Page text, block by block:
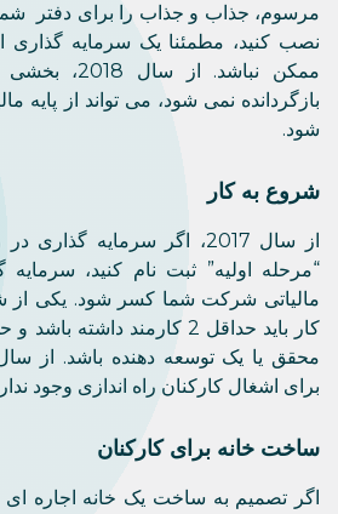
مرسوم، جذاب و جذاب را برای دفتر
نصب کنید، مطمئنا یک سرمایه
ممکن نباشد.
بازگردانده نمی شود، می تواند از پایه
شود.
شروع به کار
از سال 2017، اگر سرمایه
“مرحله اولیه” ثبت نام کنید، سرمایه
مالیاتی شرکت شما کسر شود. یکی از
کار باید حداقل 2 کارمند
برای اشغال کارکنان راه اندازی وجود
ساخت خانه برای کارکنان
اگر تصمیم به ساخت یک خانه اجاره ای